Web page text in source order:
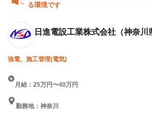
る環境です
日進電設工業株式会社 （神奈川
強電、施工管理(電気)
月給：25万円〜40万円
勤務地：神奈川